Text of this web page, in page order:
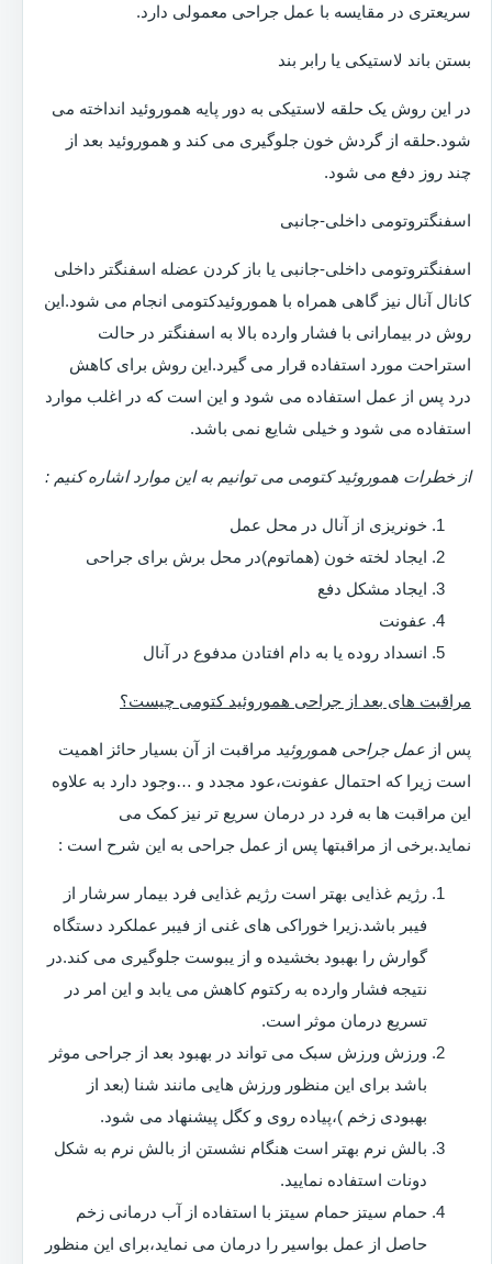
سریعتری در مقایسه با عمل جراحی معمولی دارد.
بستن باند لاستیکی یا رابر بند
در این روش یک حلقه لاستیکی به دور پایه هموروئید انداخته می
شود.حلقه از گردش خون جلوگیری می کند و هموروئید بعد از
چند روز دفع می شود.
اسفنگتروتومی داخلی-جانبی
اسفنگتروتومی داخلی-جانبی یا باز کردن عضله اسفنگتر داخلی
کانال آنال نیز گاهی همراه با هموروئیدکتومی انجام می شود.این
روش در بیمارانی با فشار وارده بالا به اسفنگتر در حالت
استراحت مورد استفاده قرار می گیرد.این روش برای کاهش
درد پس از عمل استفاده می شود و این است که در اغلب موارد
استفاده می شود و خیلی شایع نمی باشد.
از خطرات هموروئید کتومی می توانیم به این موارد اشاره کنیم :
خونریزی از آنال در محل عمل
ایجاد لخته خون (هماتوم)در محل برش برای جراحی
ایجاد مشکل دفع
عفونت
انسداد روده یا به دام افتادن مدفوع در آنال
مراقبت های بعد از جراحی هموروئید کتومی چیست؟
پس از عمل جراحی هموروئید مراقبت از آن بسیار حائز اهمیت
است زیرا که احتمال عفونت،عود مجدد و …وجود دارد به علاوه
این مراقبت ها به فرد در درمان سریع تر نیز کمک می
نماید.برخی از مراقبتها پس از عمل جراحی به این شرح است :
رژیم غذایی بهتر است رژیم غذایی فرد بیمار سرشار از
فیبر باشد.زیرا خوراکی های غنی از فیبر عملکرد دستگاه
گوارش را بهبود بخشیده و از یبوست جلوگیری می کند.در
نتیجه فشار وارده به رکتوم کاهش می یابد و این امر در
تسریع درمان موثر است.
ورزش ورزش سبک می تواند در بهبود بعد از جراحی موثر
باشد برای این منظور ورزش هایی مانند شنا (بعد از
بهبودی زخم )،پیاده روی و کگل پیشنهاد می شود.
بالش نرم بهتر است هنگام نشستن از بالش نرم به شکل
دونات استفاده نمایید.
حمام سیتز حمام سیتز با استفاده از آب درمانی زخم
حاصل از عمل بواسیر را درمان می نماید،برای این منظور